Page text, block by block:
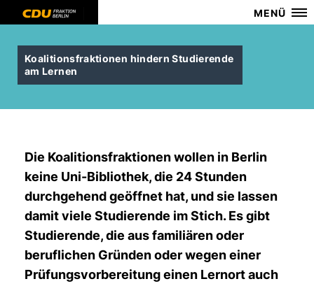
MENÜ
Koalitionsfraktionen hindern Studierende
am Lernen
Die Koalitionsfraktionen wollen in Berlin
keine Uni-Bibliothek, die 24 Stunden
durchgehend geöffnet hat, und sie lassen
damit viele Studierende im Stich. Es gibt
Studierende, die aus familiären oder
beruflichen Gründen oder wegen einer
Prüfungsvorbereitung einen Lernort auch